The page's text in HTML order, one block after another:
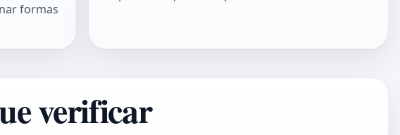
formas
verificar